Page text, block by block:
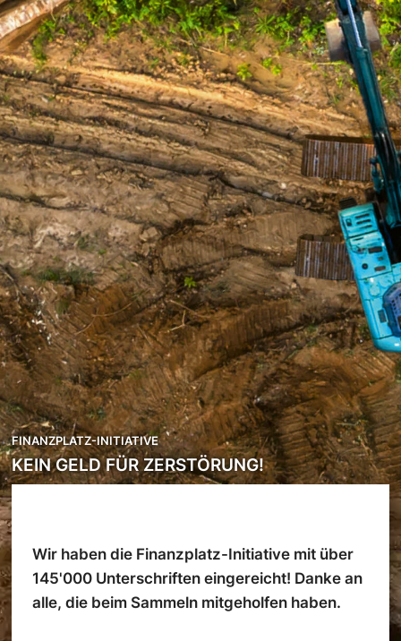
FINANZPLATZ-INITIATIVE
KEIN GELD FÜR ZERSTÖRUNG!
Wir haben die Finanzplatz-Initiative mit über
145'000 Unterschriften eingereicht! Danke an
alle, die beim Sammeln mitgeholfen haben.